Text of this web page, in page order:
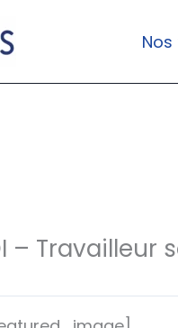
– Travailleur